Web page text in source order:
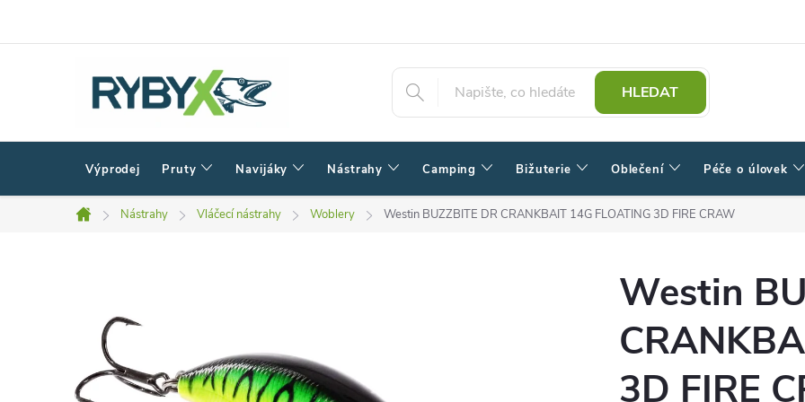
HLEDAT
Výprodej Pruty Navijáky Nástrahy Camping Bižuterie Oblečení Péče o úlovek
Domů
Nástrahy Vláčecí nástrahy Woblery Westin BUZZBITE DR CRANKBAIT 14G FLOATING 3D FIRE CRAW
Westin
3D FIRE